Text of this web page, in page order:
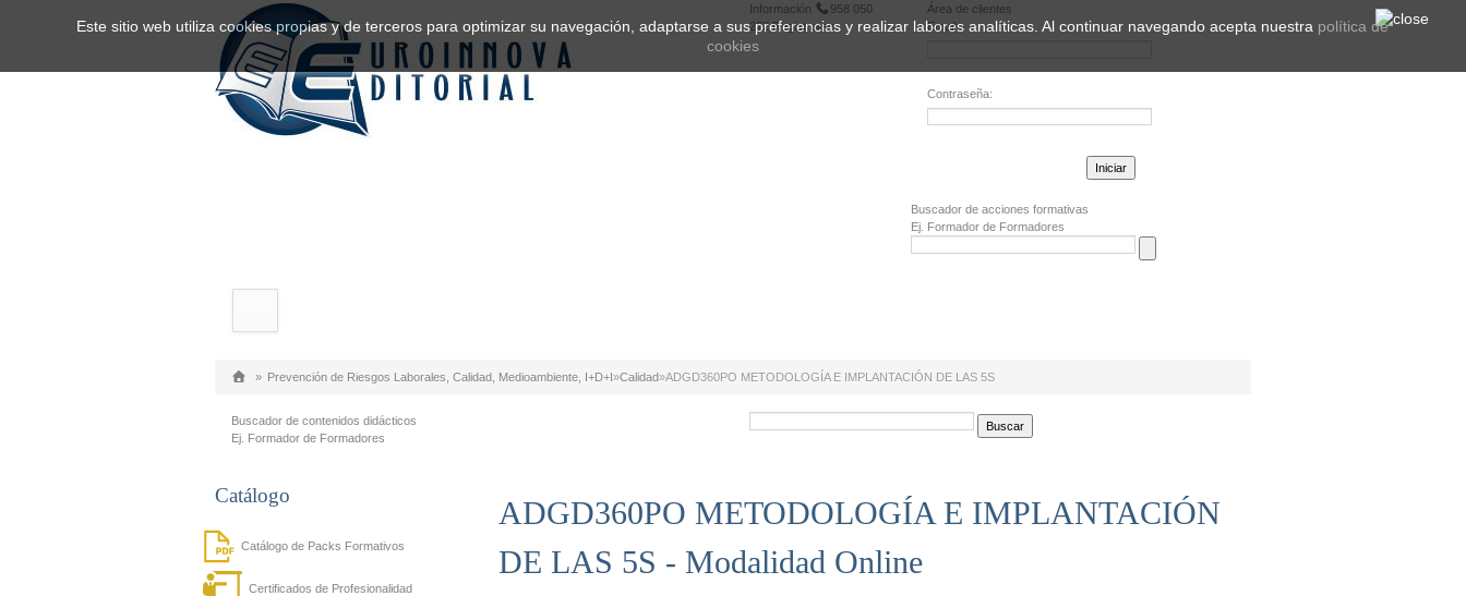
Información
958 050
222 Registrarse
Área de clientes
Email:
Contraseña:
Buscador de acciones formativas
Ej. Formador de Formadores
» Prevención de Riesgos Laborales, Calidad, Medioambiente, I+D+I»Calidad»ADGD360PO METODOLOGÍA E IMPLANTACIÓN DE LAS 5S
Buscador de contenidos didácticos
Ej. Formador de Formadores
Catálogo
Catálogo de Packs Formativos
Certificados de Profesionalidad
ADGD360PO METODOLOGÍA E IMPLANTACIÓN
DE LAS 5S - Modalidad Online
Este sitio web utiliza cookies propias y de terceros para optimizar su navegación, adaptarse a sus preferencias y realizar labores analíticas. Al continuar navegando acepta nuestra política de
cookies